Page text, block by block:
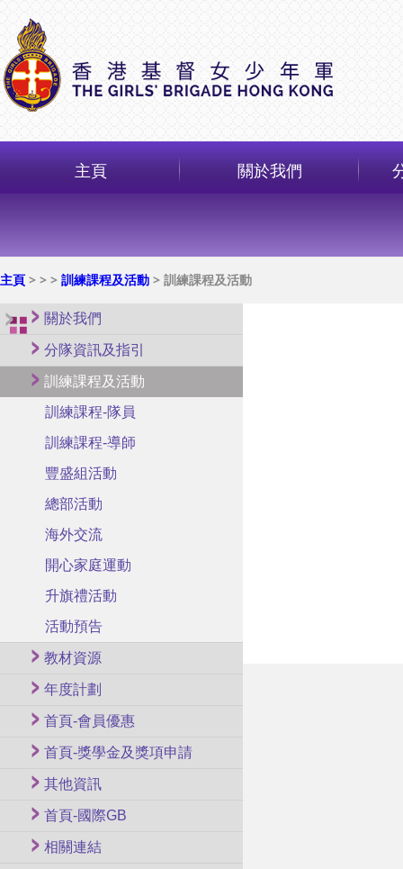
主頁 關於我們
主頁 > > > 訓練課程及活動 > 訓練課程及活動
關於我們
分隊資訊及指引
訓練課程及活動
訓練課程-隊員
訓練課程-導師
豐盛組活動
總部活動
海外交流
開心家庭運動
升旗禮活動
活動預告
教材資源
年度計劃
首頁-會員優惠
首頁-獎學金及獎項申請
其他資訊
首頁-國際GB
相關連結